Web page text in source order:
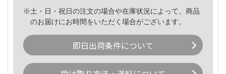
※土・日・祝日の注文の場合や在庫状況によって、商品
のお届けにお時間をいただく場合がございます。
即日出荷条件について